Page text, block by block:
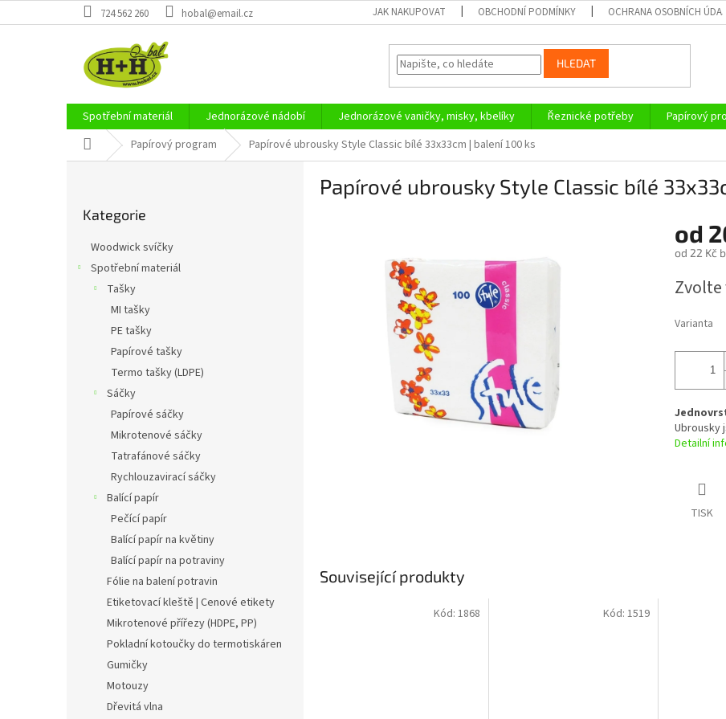
na
724 562 260 hobal@email.cz JAK NAKUPOVAT OBCHODNÍ PODMÍNKY OCHRANA OSOBNÍCH ÚDAJŮ
HLEDAT
Spotřební materiál Jednorázové nádobí Jednorázové vaničky, misky, kbelíky Řeznické potřeby Papírový
Domů Papírový program Papírové ubrousky Style Classic bílé 33x33cm | balení 100 ks
kategorie
Kategorie
Woodwick svíčky
Spotřební materiál
Tašky
MI tašky
PE tašky
Papírové tašky
Termo tašky (LDPE)
Sáčky
Papírové sáčky
Mikrotenové sáčky
Tatrafánové sáčky
Rychlouzavirací sáčky
Balící papír
Pečící papír
Balící papír na květiny
Balící papír na potraviny
Fólie na balení potravin
Etiketovací kleště | Cenové etikety
Mikrotenové přířezy (HDPE, PP)
Pokladní kotoučky do termotiskáren
Gumičky
Motouzy
Dřevitá vlna
Papírové ubrousky Style Classic bílé
od
od 22 Kč
cena:
Varianta
Ubrousky
Detailní
TISK
Související produkty
Kód: 1868 Kód: 1519